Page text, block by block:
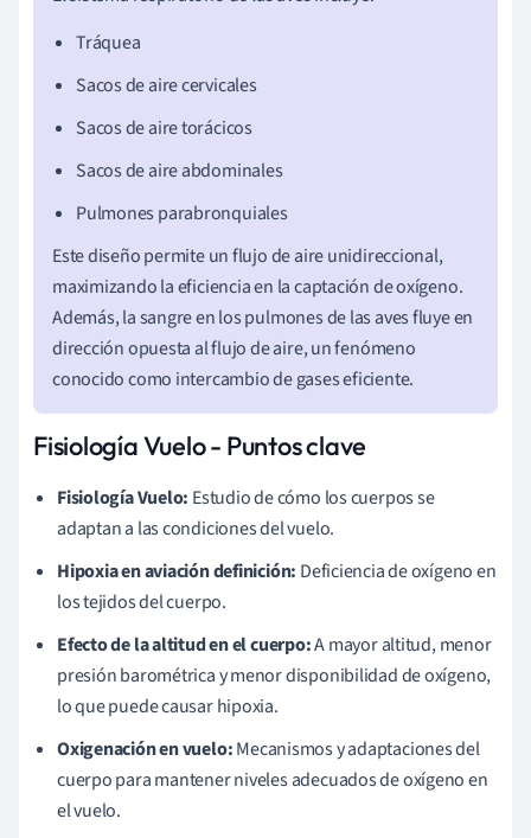
Tráquea
Sacos de aire cervicales
Sacos de aire torácicos
Sacos de aire abdominales
Pulmones parabronquiales
Este diseño permite un flujo de aire unidireccional,
maximizando la eficiencia en la captación de oxígeno.
Además, la sangre en los pulmones de las aves fluye en
dirección opuesta al flujo de aire, un fenómeno
conocido como intercambio de gases eficiente.
Fisiología Vuelo - Puntos clave
Fisiología Vuelo: Estudio de cómo los cuerpos se
adaptan a las condiciones del vuelo.
Hipoxia en aviación definición: Deficiencia de oxígeno en
los tejidos del cuerpo.
Efecto de la altitud en el cuerpo:A mayor altitud, menor
presión barométrica y menor disponibilidad de oxígeno,
lo que puede causar hipoxia.
Oxigenación en vuelo:Mecanismos y adaptaciones del
cuerpo para mantener niveles adecuados de oxígeno en
el vuelo.